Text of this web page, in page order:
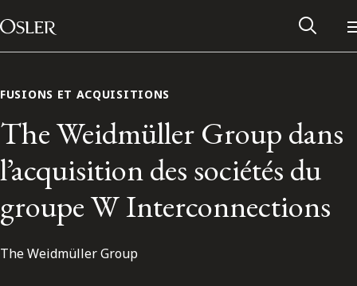
Passer au contenu
Main Navigation
FUSIONS ET ACQUISITIONS
The Weidmüller Group dans
l’acquisition des sociétés du
groupe W Interconnections
The Weidmüller Group